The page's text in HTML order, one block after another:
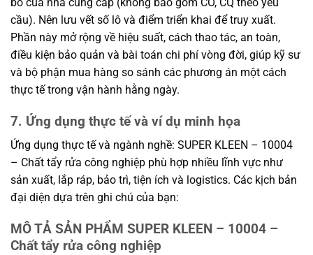
cầu). Nên lưu vết số lô và điểm triển khai để truy xuất.
Phần này mở rộng về hiệu suất, cách thao tác, an toàn,
điều kiện bảo quản và bài toán chi phí vòng đời, giúp kỹ sư
và bộ phận mua hàng so sánh các phương án một cách
thực tế trong vận hành hằng ngày.
7. Ứng dụng thực tế và ví dụ minh họa
Ứng dụng thực tế và ngành nghề: SUPER KLEEN – 10004
– Chất tẩy rửa công nghiệp phù hợp nhiều lĩnh vực như
sản xuất, lắp ráp, bảo trì, tiện ích và logistics. Các kịch bản
đại diện dựa trên ghi chú của bạn:
MÔ TẢ SẢN PHẨM SUPER KLEEN – 10004 –
Chất tẩy rửa công nghiệp